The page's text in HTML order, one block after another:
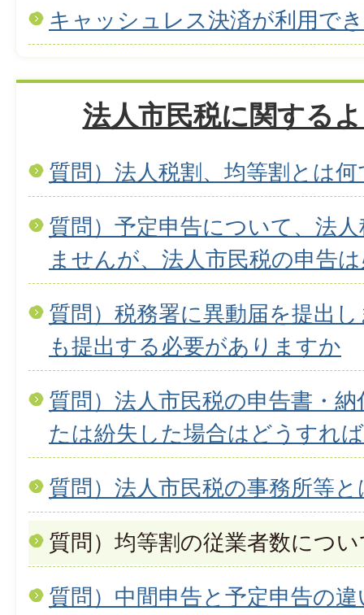
キャッシュレス決済が利用で
法人市民税に関する
質問）法人税割、均等割とは
質問）予定申告について、法
ませんが、法人市民税の申告
質問）税務署に異動届を提出
も提出する必要がありますか
質問）法人市民税の申告書・
たは紛失した場合はどうすれ
質問）法人市民税の事務所等
質問）均等割の従業者数につ
質問）中間申告と予定申告の